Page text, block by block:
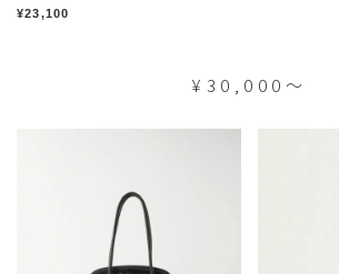
¥23,100
¥30,000～